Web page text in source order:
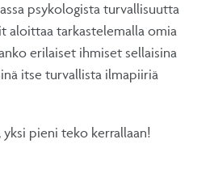
psykologista turvallisuutta
aloittaa tarkastelemalla omia
erilaiset ihmiset sellaisina
itse turvallista ilmapiiriä
pieni teko kerrallaan!